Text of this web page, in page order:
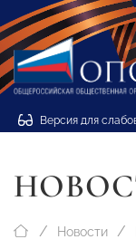
Версия для
Новости